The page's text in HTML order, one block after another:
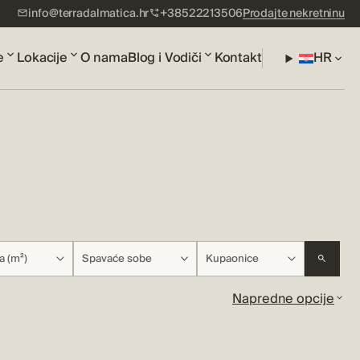
info@terradalmatica.hr +38522213506Prodajte nekretninu
Lokacije O namaBlog i Vodiči Kontakt HR
(m²) Spavaće sobe Kupaonice
Napredne opcije